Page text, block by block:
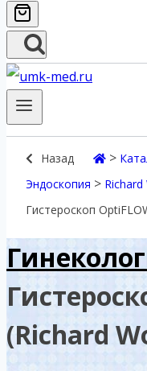
Назад >
Эндоскопия >
Гистероскоп
(Richard